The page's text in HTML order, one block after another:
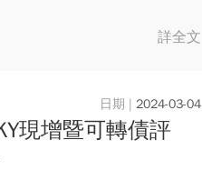
詳全文
2024-03-04
現增暨可轉債評